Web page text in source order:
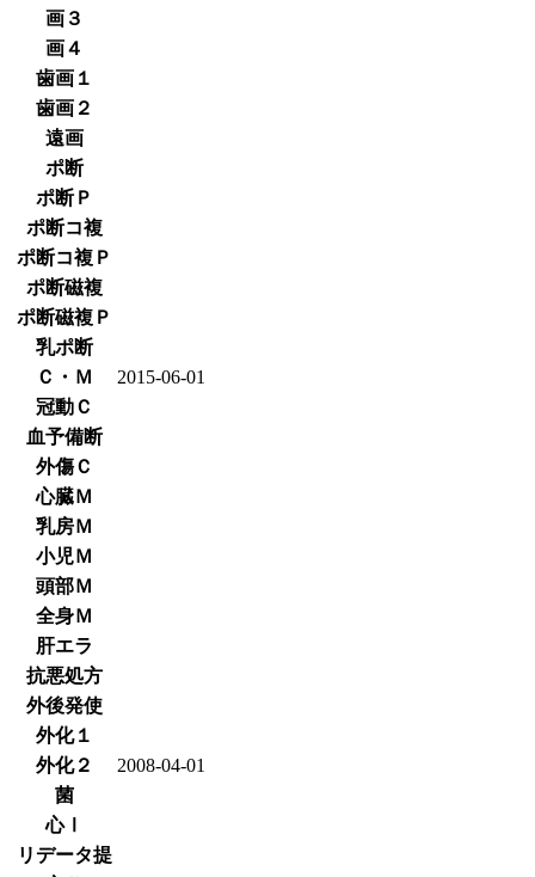
画３
画４
歯画１
歯画２
遠画
ポ断
ポ断Ｐ
ポ断コ複
ポ断コ複Ｐ
ポ断磁複
ポ断磁複Ｐ
乳ポ断
Ｃ・Ｍ
2015-06-01
冠動Ｃ
血予備断
外傷Ｃ
心臓Ｍ
乳房Ｍ
小児Ｍ
頭部Ｍ
全身Ｍ
肝エラ
抗悪処方
外後発使
外化１
外化２
2008-04-01
菌
心Ⅰ
リデータ提